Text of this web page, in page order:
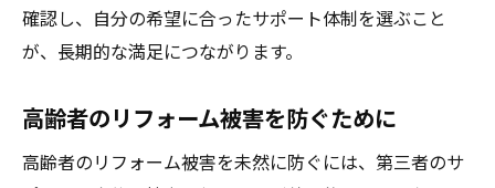
確認し、自分の希望に合ったサポート体制を選ぶこと
が、長期的な満足につながります。
高齢者のリフォーム被害を防ぐために
高齢者のリフォーム被害を未然に防ぐには、第三者のサ